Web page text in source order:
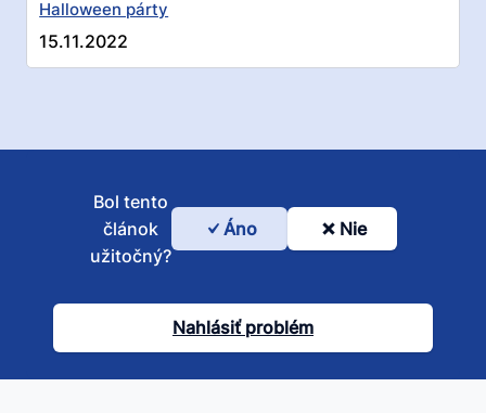
Halloween párty
15.11.2022
Bol
článok
užitočný?
Bol tento
článok
užitočný?
Áno Nie
Nahlásiť problém